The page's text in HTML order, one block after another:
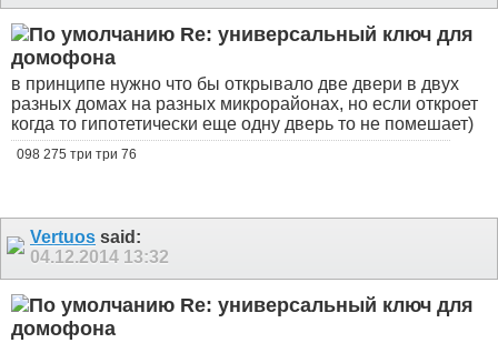
Re: универсальный ключ для
домофона
в принципе нужно что бы открывало две двери в двух
разных домах на разных микрорайонах, но если откроет
когда то гипотетически еще одну дверь то не помешает)
098 275 три три 76
Vertuos said:
04.12.2014 13:32
Re: универсальный ключ для
домофона